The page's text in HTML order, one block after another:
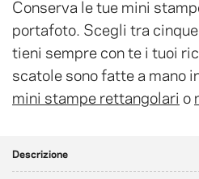
Conserva le tue mini
portafoto. Scegli tra
tieni sempre con te i tuoi
scatole sono fatte a mano
mini stampe rettangolari o
Descrizione